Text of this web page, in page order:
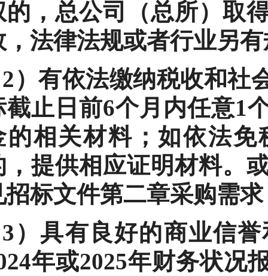
的，总公司（总所）取
，法律法规或者行业另
2）有依法缴纳税收和社
截止日前6个月内任意1
的相关材料；如依法
，提供相应证明材料。
招标文件第二章采购需
3）具有良好的商业信
年或2025年财务状况